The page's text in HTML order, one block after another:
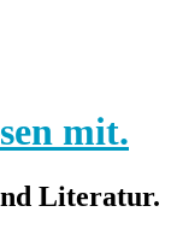
mit.
Literatur.